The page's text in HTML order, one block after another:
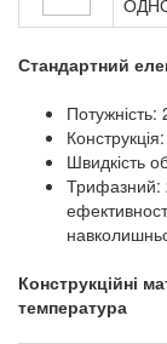
Стандартний
Потужність:
Швидкість
Трифазний:
Конструкційні
температура